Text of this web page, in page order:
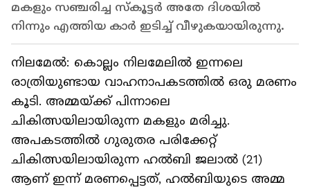
മകളും സഞ്ചരിച്ച സ്‌കൂട്ടർ അതേ ദിശയിൽ
നിന്നും എത്തിയ കാർ ഇടിച്ച് വീഴുകയായിരുന്നു.
നിലമേൽ: കൊല്ലം നിലമേലിൽ ഇന്നലെ
രാത്രിയുണ്ടായ വാഹനാപകടത്തിൽ ഒരു മരണം
കൂടി. അമ്മയ്ക്ക് പിന്നാലെ
ചികിത്സയിലായിരുന്ന മകളും മരിച്ചു.
അപകടത്തിൽ ഗുരുതര പരിക്കേറ്റ്
ചികിത്സയിലായിരുന്ന ഹൽബി ജലാൽ (21)
ആണ് ഇന്ന് മരണപ്പെട്ടത്, ഹൽബിയുടെ അമ്മ